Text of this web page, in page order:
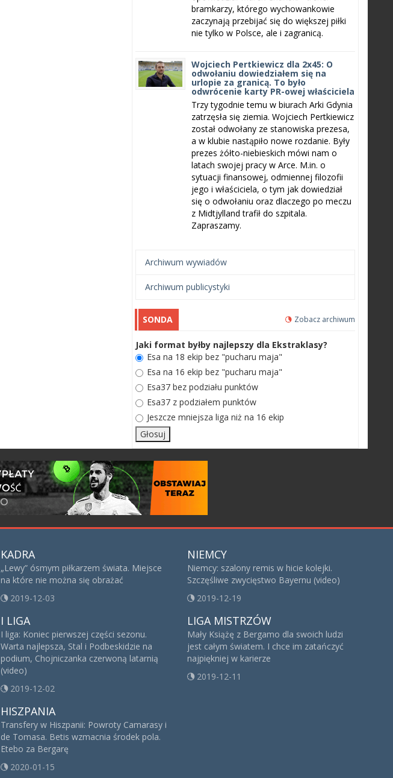
bramkarzy, którego wychowankowie
zaczynają przebijać się do większej piłki
nie tylko w Polsce, ale i zagranicą.
Wojciech Pertkiewicz dla 2x45: O
odwołaniu dowiedziałem się na
urlopie za granicą. To było
odwrócenie karty PR-owej właściciela
Trzy tygodnie temu w biurach Arki Gdynia
zatrzęsła się ziemia. Wojciech Pertkiewicz
został odwołany ze stanowiska prezesa,
a w klubie nastąpiło nowe rozdanie. Były
prezes żółto-niebieskich mówi nam o
latach swojej pracy w Arce. M.in. o
sytuacji finansowej, odmiennej filozofii
jego i właściciela, o tym jak dowiedział
się o odwołaniu oraz dlaczego po meczu
z Midtjylland trafił do szpitala.
Zapraszamy.
Archiwum wywiadów
Archiwum publicystyki
SONDA Zobacz archiwum
Jaki format byłby najlepszy dla Ekstraklasy?
Esa na 18 ekip bez "pucharu maja"
Esa na 16 ekip bez "pucharu maja"
Esa37 bez podziału punktów
Esa37 z podziałem punktów
Jeszcze mniejsza liga niż na 16 ekip
KADRA
„Lewy” ósmym piłkarzem świata. Miejsce
na które nie można się obrażać
2019-12-03
I LIGA
I liga: Koniec pierwszej części sezonu.
Warta najlepsza, Stal i Podbeskidzie na
podium, Chojniczanka czerwoną latarnią
(video)
2019-12-02
HISZPANIA
Transfery w Hiszpanii: Powroty Camarasy i
de Tomasa. Betis wzmacnia środek pola.
Etebo za Bergarę
2020-01-15
NIEMCY
Niemcy: szalony remis w hicie kolejki.
Szczęśliwe zwycięstwo Bayernu (video)
2019-12-19
LIGA MISTRZÓW
Mały Książę z Bergamo dla swoich ludzi
jest całym światem. I chce im zatańczyć
najpiękniej w karierze
2019-12-11